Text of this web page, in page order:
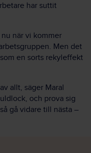
har suttit
när vi kommer
Men det
en sorts rekyleffekt
allt, säger Maral
och prova sig
gå vidare till nästa –